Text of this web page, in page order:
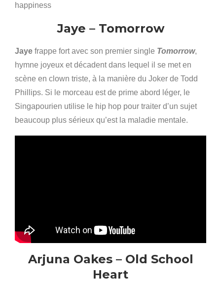
happiness
Jaye – Tomorrow
Jaye frappe fort avec son premier single Tomorrow,
hymne joyeux et décadent dans lequel il se met en
scène en clown triste, à la manière du Joker de Todd
Phillips. Si le morceau est de prime abord léger, le
Singapourien utilise le hip hop pour traiter d’un sujet
beaucoup plus sérieux qu’est la maladie mentale.
Arjuna Oakes – Old School
Heart